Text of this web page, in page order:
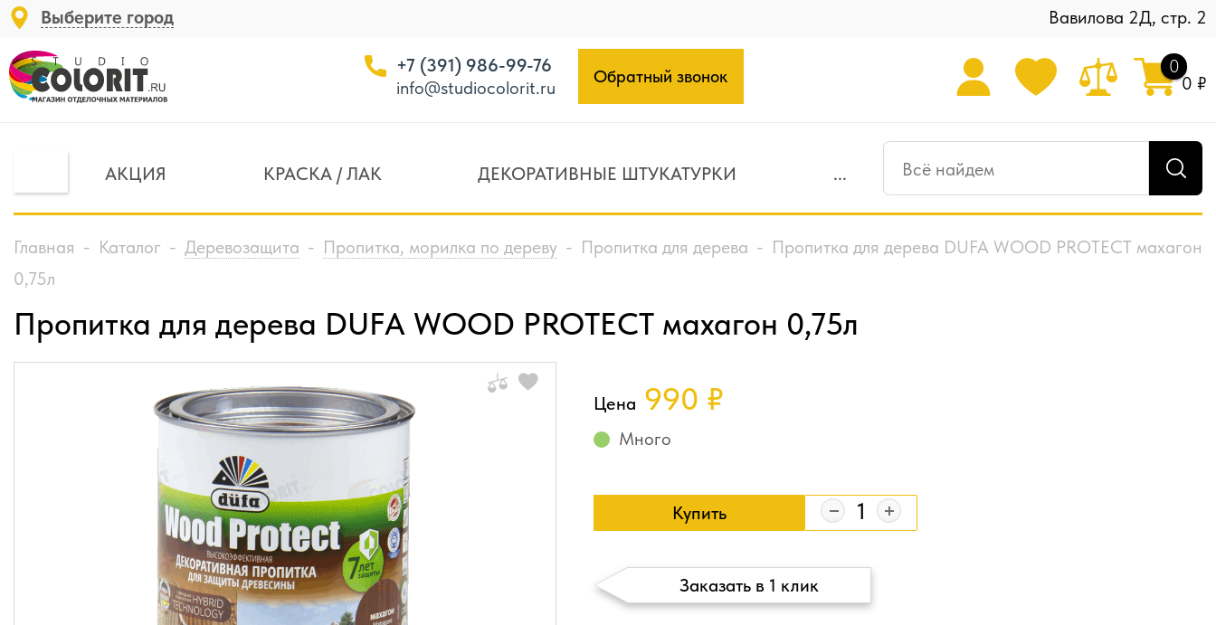
Выберите город Вавилова 2Д, стр. 2
+7 (391) 986-99-76
info@studiocolorit.ru
Обратный звонок 0
0 ₽
АКЦИЯ КРАСКА / ЛАК ДЕКОРАТИВНЫЕ ШТУКАТУРКИ ...
Главная - Каталог - Деревозащита - Пропитка, морилка по дереву - Пропитка для дерева - Пропитка для дерева DUFA WOOD PROTECT махагон
0,75л
Пропитка для дерева DUFA WOOD PROTECT махагон 0,75л
Цена 990 ₽
Много
Купить
Заказать в 1 клик